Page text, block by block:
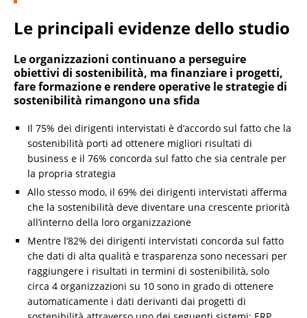
Le principali evidenze dello studio
Le organizzazioni continuano a perseguire
obiettivi di sostenibilità, ma finanziare i progetti,
fare formazione e rendere operative le strategie di
sostenibilità rimangono una sfida
Il 75% dei dirigenti intervistati è d’accordo sul fatto che la
sostenibilità porti ad ottenere migliori risultati di
business e il 76% concorda sul fatto che sia centrale per
la propria strategia
Allo stesso modo, il 69% dei dirigenti intervistati afferma
che la sostenibilità deve diventare una crescente priorità
all’interno della loro organizzazione
Mentre l’82% dei dirigenti intervistati concorda sul fatto
che dati di alta qualità e trasparenza sono necessari per
raggiungere i risultati in termini di sostenibilità, solo
circa 4 organizzazioni su 10 sono in grado di ottenere
automaticamente i dati derivanti dai progetti di